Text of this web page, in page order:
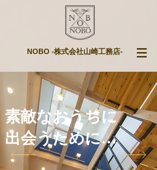
NOBO -株式会社山崎工務店-
素敵なおうちに
​出会うために…